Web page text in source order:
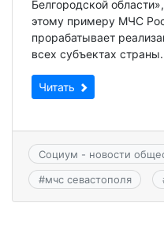
Белгородской
этому примеру МЧС
прорабатывает
всех субъектах
Читать
Социум - новости
#мчс севастополя